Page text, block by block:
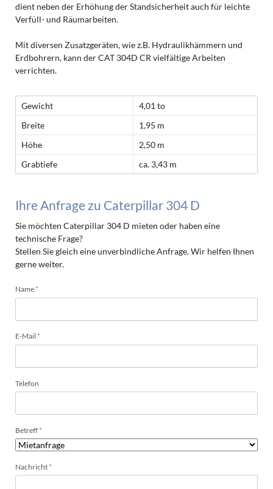
dient neben der Erhöhung der Standsicherheit auch für leichte
Verfüll- und Räumarbeiten.
Mit diversen Zusatzgeräten, wie z.B. Hydraulikhämmern und
Erdbohrern, kann der CAT 304D CR vielfältige Arbeiten
verrichten.
Gewicht
4,01 to
Breite
1,95 m
Höhe
2,50 m
Grabtiefe
ca. 3,43 m
Ihre Anfrage zu Caterpillar 304 D
Sie möchten Caterpillar 304 D mieten oder haben eine
technische Frage?
Stellen Sie gleich eine unverbindliche Anfrage. Wir helfen Ihnen
gerne weiter.
Pflichtfeld
Name *
Pflichtfeld
E-Mail *
Telefon
Pflichtfeld
Betreff *
Pflichtfeld
Nachricht *